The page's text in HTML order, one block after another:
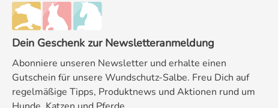
Dein Geschenk zur Newsletteranmeldung
Abonniere unseren Newsletter und erhalte einen
Gutschein für unsere Wundschutz-Salbe. Freu Dich auf
regelmäßige Tipps, Produktnews und Aktionen rund um